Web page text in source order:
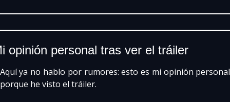
opinión personal tras ver el tráiler
Aquí ya no hablo por rumores: esto es mi opinión personal
porque he visto el tráiler.